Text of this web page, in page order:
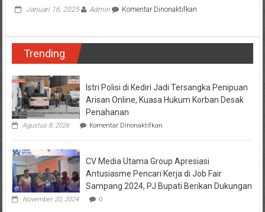
Januari 16, 2025 Admin Komentar Dinonaktifkanpada
Sumatraco
Langgeng
Makmur
Trending
Istri Polisi di Kediri Jadi Tersangka Penipuan
Arisan Online, Kuasa Hukum Korban Desak
Penahanan
Agustus 8, 2026 Komentar Dinonaktifkanpada
Polisi
Kediri
Jadi
Tersangka
Penipuan
CV Media Utama Group Apresiasi
Antusiasme Pencari Kerja di Job Fair
Sampang 2024, PJ Bupati Berikan Dukungan
November 20, 2024 0